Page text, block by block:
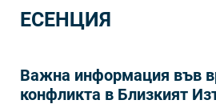
ЕСЕНЦИЯ
Важна информация във
конфликта в Близкият